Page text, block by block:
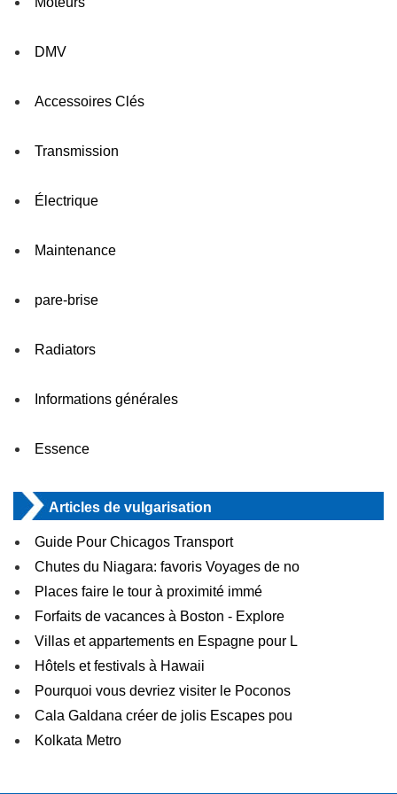
DMV
Accessoires Clés
Transmission
Électrique
Maintenance
pare-brise
Radiators
Informations générales
Essence
Articles de vulgarisation
Guide Pour Chicagos Transport
Chutes du Niagara: favoris Voyages de no
Places faire le tour à proximité immé
Forfaits de vacances à Boston - Explore
Villas et appartements en Espagne pour L
Hôtels et festivals à Hawaii
Pourquoi vous devriez visiter le Poconos
Cala Galdana créer de jolis Escapes pou
Kolkata Metro